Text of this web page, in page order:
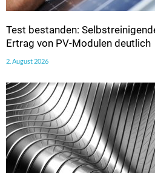
Test bestanden:
Ertrag von PV-Modulen deutlich
2. August 2026